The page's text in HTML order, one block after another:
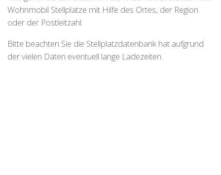
Wohnmobil Stellplätze mit Hilfe des Ortes, der Region
oder der Postleitzahl.
Bitte beachten Sie die Stellplatzdatenbank hat aufgrund
der vielen Daten eventuell lange Ladezeiten.